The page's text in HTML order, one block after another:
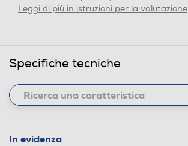
Leggi di più in istruzioni per la valutazione
Specifiche tecniche
In evidenza